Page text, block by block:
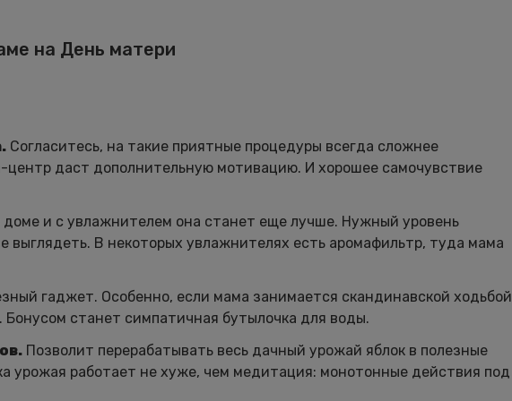
на День матери
Согласитесь, на такие приятные процедуры всегда сложнее
даст дополнительную мотивацию. И хорошее самочувствие
доме и с увлажнителем она станет еще лучше. Нужный уровень
В некоторых увлажнителях есть аромафильтр, туда мама
гаджет. Особенно, если мама занимается скандинавской ходьбой
станет симпатичная бутылочка для воды.
Позволит перерабатывать весь дачный урожай яблок в полезные
урожая работает не хуже, чем медитация: монотонные действия под